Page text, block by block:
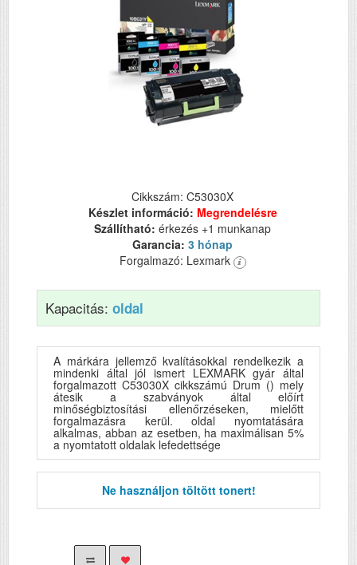
Cikkszám: C53030X
Készlet információ: Megrendelésre
Szállítható: érkezés +1 munkanap
Garancia: 3 hónap
Forgalmazó: Lexmark
Kapacitás: oldal
A márkára jellemző kvalításokkal rendelkezik a
mindenki által jól ismert LEXMARK gyár által
forgalmazott C53030X cikkszámú Drum () mely
átesik a szabványok által előírt
minőségbiztosítási ellenőrzéseken, mielőtt
forgalmazásra kerül. oldal nyomtatására
alkalmas, abban az esetben, ha maximálisan 5%
a nyomtatott oldalak lefedettsége
Ne használjon töltött tonert!